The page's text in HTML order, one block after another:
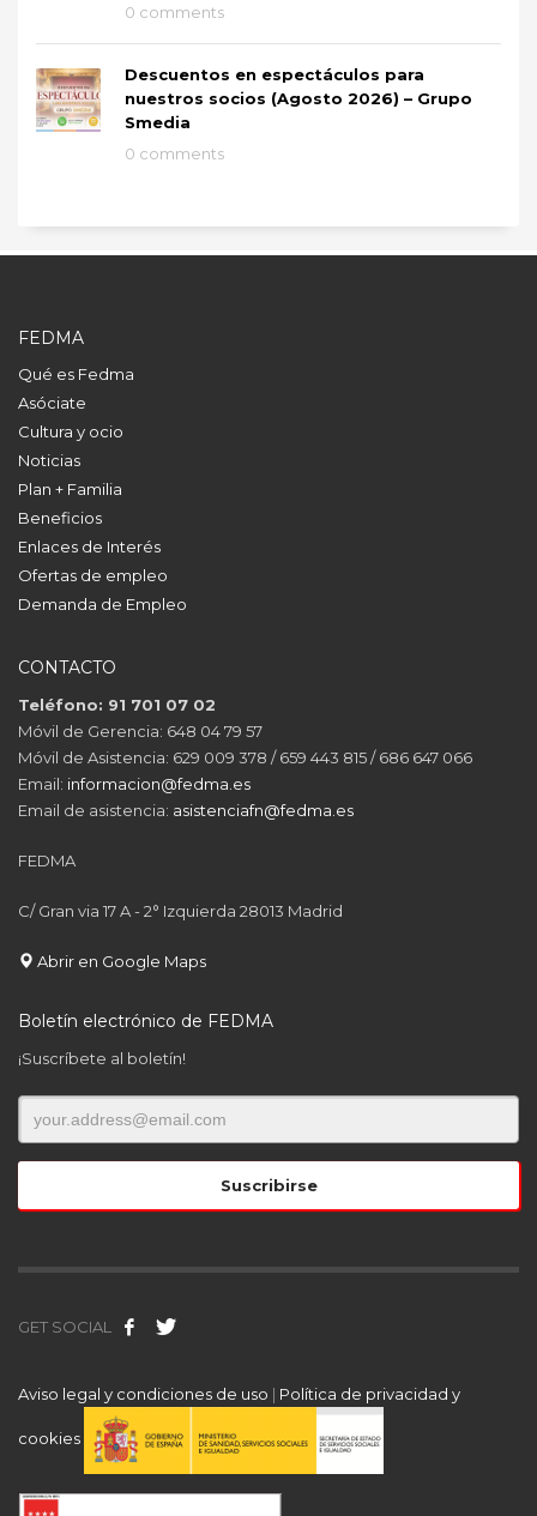
0 comments
Descuentos en espectáculos para
nuestros socios (Agosto 2026) – Grupo
Smedia
0 comments
FEDMA
Qué es Fedma
Asóciate
Cultura y ocio
Noticias
Plan + Familia
Beneficios
Enlaces de Interés
Ofertas de empleo
Demanda de Empleo
CONTACTO
Teléfono: 91 701 07 02
Móvil de Gerencia: 648 04 79 57
Móvil de Asistencia: 629 009 378 / 659 443 815 / 686 647 066
Email: informacion@fedma.es
Email de asistencia: asistenciafn@fedma.es
FEDMA
C/ Gran via 17 A - 2° Izquierda 28013 Madrid
Abrir en Google Maps
Boletín electrónico de FEDMA
¡Suscríbete al boletín!
GET SOCIAL
Aviso legal y condiciones de uso | Política de privacidad y
cookies